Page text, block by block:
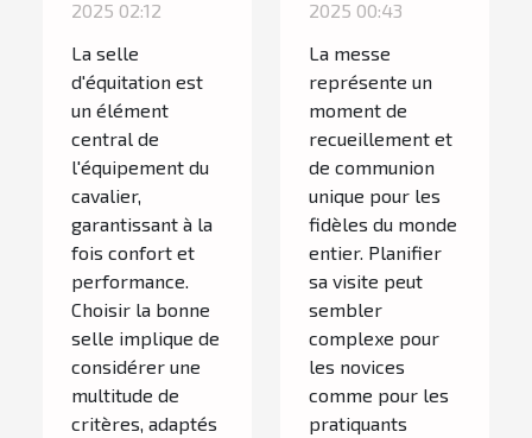
d'équitation
selon sa
pratique
2025 02:12
La selle
d'équitation est
un élément
central de
l'équipement du
cavalier,
garantissant à la
fois confort et
performance.
Choisir la bonne
selle implique de
considérer une
multitude de
critères, adaptés
la messe
2025 00:43
La messe
représente un
moment de
recueillement et
de communion
unique pour les
fidèles du monde
entier. Planifier
sa visite peut
sembler
complexe pour
les novices
comme pour les
pratiquants